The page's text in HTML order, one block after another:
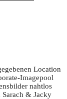
Location
Imagepool
nahtlos
& Jacky